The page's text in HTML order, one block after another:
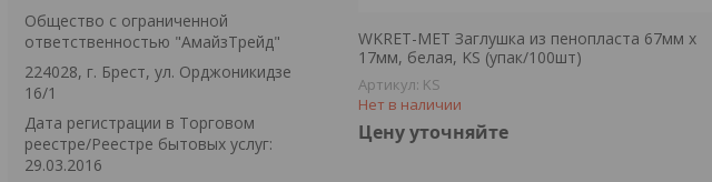
Общество с ограниченной
ответственностью "АмайзТрейд"
224028, г. Брест, ул. Орджоникидзе
16/1
Дата регистрации в Торговом
реестре/Реестре бытовых услуг:
29.03.2016
WKRET-MET Заглушка из пенопласта 67мм х
17мм, белая, KS (упак/100шт)
KS
Нет в наличии
Цену уточняйте